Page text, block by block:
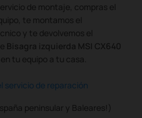
de montaje, compras el
te montamos el
y te devolvemos el
Bisagra izquierda MSI CX640
tu equipo a tu casa.
servicio de reparación
peninsular y Baleares!)